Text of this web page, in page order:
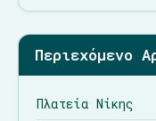
Περιεχόμενο
Πλατεία Νίκης